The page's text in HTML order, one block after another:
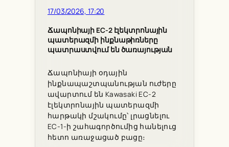
17/03/2026, 17:20
Ճապոնիայի EC-2 էլեկտրոնային
պատերազմի ինքնաթիռները
պատրաստվում են ծառայության
Ճապոնիայի օդային
ինքնապաշտպանության ուժերը
ավարտում են Kawasaki EC-2
էլեկտրոնային պատերազմի
հարթակի մշակումը՝ լրացնելու
EC-1-ի շահագործումից հանելուց
հետո առաջացած բացը։